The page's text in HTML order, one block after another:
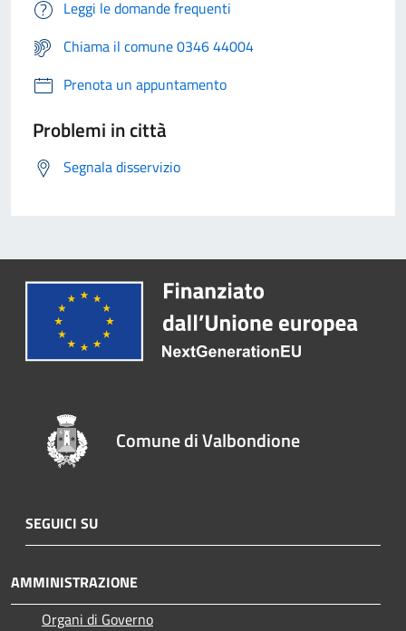
Leggi le domande frequenti
Chiama il comune 0346 44004
Prenota un appuntamento
Problemi in città
Segnala disservizio
Comune di Valbondione
SEGUICI SU
AMMINISTRAZIONE
Organi di Governo